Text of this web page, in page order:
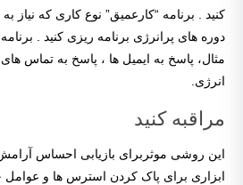
کنید . برنامه “کارعمیق” نوع کاری که نیاز
دوره های پرانرژی برنامه ریزی کنید .
مثال، پاسخ به ایمیل ها ، پاسخ به تماس
انرژی.
مراقبه کنید
این روشی موثربرای بازیابی احساس
ابزاری برای پاک کردن استرس ها و